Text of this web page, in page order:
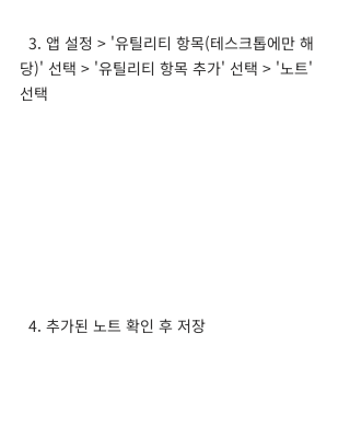
당)' 선택 > '유틸리티 항목 추가' 선택 > '노트'
선택
  4. 추가된 노트 확인 후 저장